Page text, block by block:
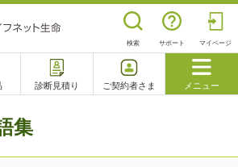
検索 サポート マイページ
診断見積り ご契約者さま メニュー
集